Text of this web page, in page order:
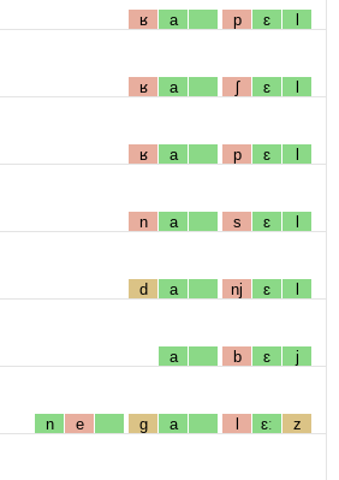
ʁ a p ɛ l
ʁ a ʃ ɛ l
ʁ a p ɛ l
n a s ɛ l
d a nj ɛ l
a b ɛ j
n e g a l ɛː z